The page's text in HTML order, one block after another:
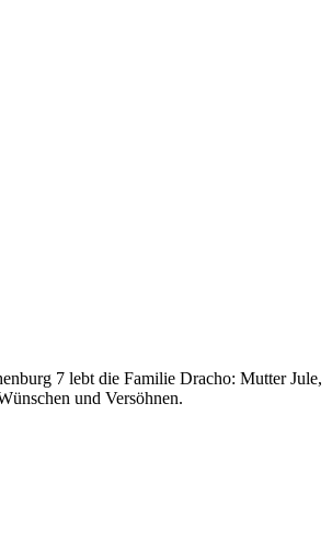
7 lebt die Familie Dracho: Mutter Jule,
und Versöhnen.